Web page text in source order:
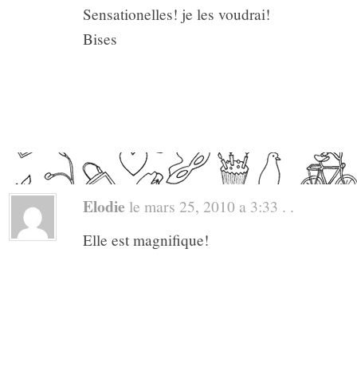
Sensationelles! je les voudrai!
Bises
Elodie le mars 25, 2010 a 3:33 . .
Elle est magnifique!